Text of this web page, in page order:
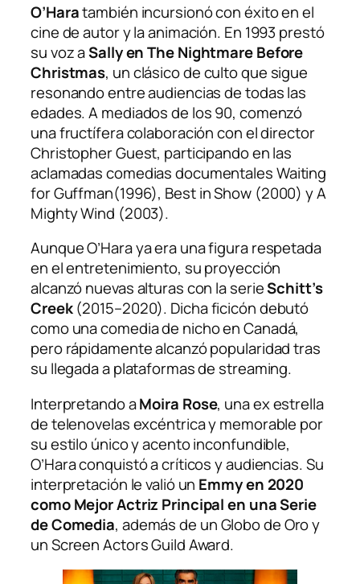
O’Haratambién incursionó con éxito en el
cine de autor y la animación. En 1993 prestó
su voz aSally enThe Nightmare Before
Christmas, un clásico de culto que sigue
resonando entre audiencias de todas las
edades. A mediados de los 90, comenzó
una fructífera colaboración con el director
Christopher Guest, participando en las
aclamadas comedias documentalesWaiting
for Guffman(1996), Best in Show(2000) yA
Mighty Wind (2003).
Aunque O’Hara ya era una figura respetada
en el entretenimiento, su proyección
alcanzó nuevas alturas con la serieSchitt’s
Creek (2015–2020). Dicha ficicón debutó
como una comedia de nicho en Canadá,
pero rápidamente alcanzó popularidad tras
su llegada a plataformas de streaming.
Interpretando aMoira Rose, una ex estrella
de telenovelas excéntrica y memorable por
su estilo único y acento inconfundible,
O’Hara conquistó a críticos y audiencias. Su
interpretación le valió un Emmy en 2020
como Mejor Actriz Principal en una Serie
de Comedia, además de un Globo de Oro y
un Screen Actors Guild Award.